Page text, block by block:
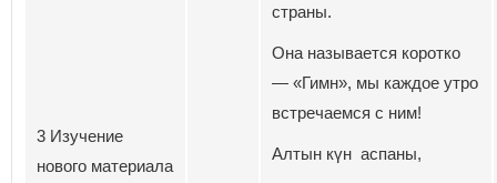
3 Изучение
нового материала
страны.
Она называется коротко
— «Гимн», мы каждое утро
встречаемся с ним!
Алтын күн аспаны,